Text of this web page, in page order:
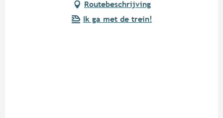
Routebeschrijving
Ik ga met de trein!